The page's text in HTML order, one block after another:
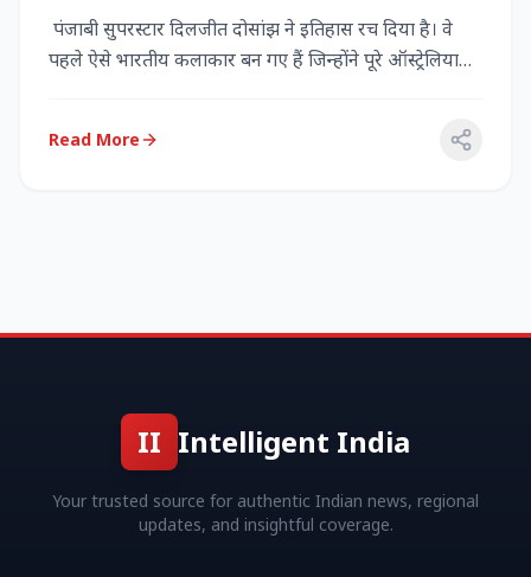
पंजाबी सुपरस्टार दिलजीत दोसांझ ने इतिहास रच दिया है। वे
पहले ऐसे भारतीय कलाकार बन गए हैं जिन्होंने पूरे ऑस्ट्रेलिया
Read More
II Intelligent India
Your trusted source for authentic Indian news, regional
updates, and insightful coverage.